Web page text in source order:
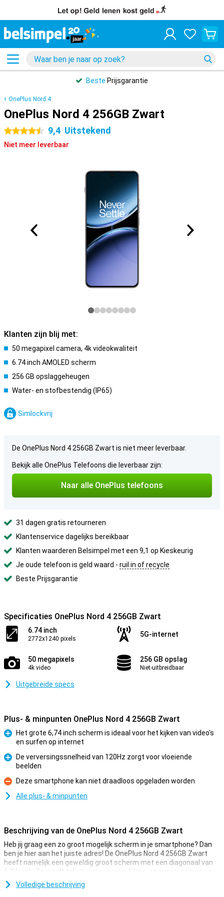
Beste Prijsgarantie
OnePlus Nord 4
OnePlus Nord 4 256GB Zwart
4.5 sterren 9,4 Uitstekend
Niet meer leverbaar
Klanten zijn blij met:
50 megapixel camera, 4k videokwaliteit
6.74 inch AMOLED scherm
256 GB opslaggeheugen
Water- en stofbestendig (IP65)
Simlockvrij
De OnePlus Nord 4 256GB Zwart is niet meer leverbaar.
Bekijk alle OnePlus Telefoons die leverbaar zijn:
Naar alle OnePlus telefoons
31 dagen gratis retourneren
Klantenservice dagelijks bereikbaar
Klanten waarderen Belsimpel met een 9,1 op Kieskeurig
Je oude telefoon is geld waard - ruil in of recycle
Beste Prijsgarantie
Specificaties OnePlus Nord 4 256GB Zwart
6.74 inch
2772x1240 pixels
5G-internet
50 megapixels
4k video
256 GB opslag
Niet-uitbreidbaar
Uitgebreide specs
Plus- & minpunten OnePlus Nord 4 256GB Zwart
Pluspunt
Het grote 6,74 inch scherm is ideaal voor het kijken van video's
en surfen op internet
Pluspunt
De verversingssnelheid van 120Hz zorgt voor vloeiende
beelden
Minpunt
Deze smartphone kan niet draadloos opgeladen worden
Alle plus- & minpunten
Beschrijving van de OnePlus Nord 4 256GB Zwart
Heb jij graag een zo groot mogelijk scherm in je smartphone? Dan
ben je hier aan het juiste adres! De OnePlus Nord 4 256GB Zwart
heeft namelijk een geweldig groot scherm met een diagonaal van
6.74 inch. Zo wordt tekst niet priegelig. Films, series en games op
de OnePlus Nord 4 256GB Zwart zijn een lust voor het oog.
Volledige beschrijving